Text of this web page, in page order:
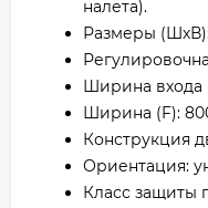
налета).
Размеры (ШхВ):
Ширина входа
Ширина (F):
Конструкция
Ориентация:
Класс защиты